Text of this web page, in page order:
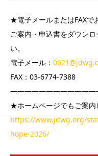
★電子メールまたはFAXで
ご案内・申込書をダウン
い。
電子メール：
FAX：03-6774-7388
★ホームページでもご案内
https://www.jdwg.org/
hope-2026/